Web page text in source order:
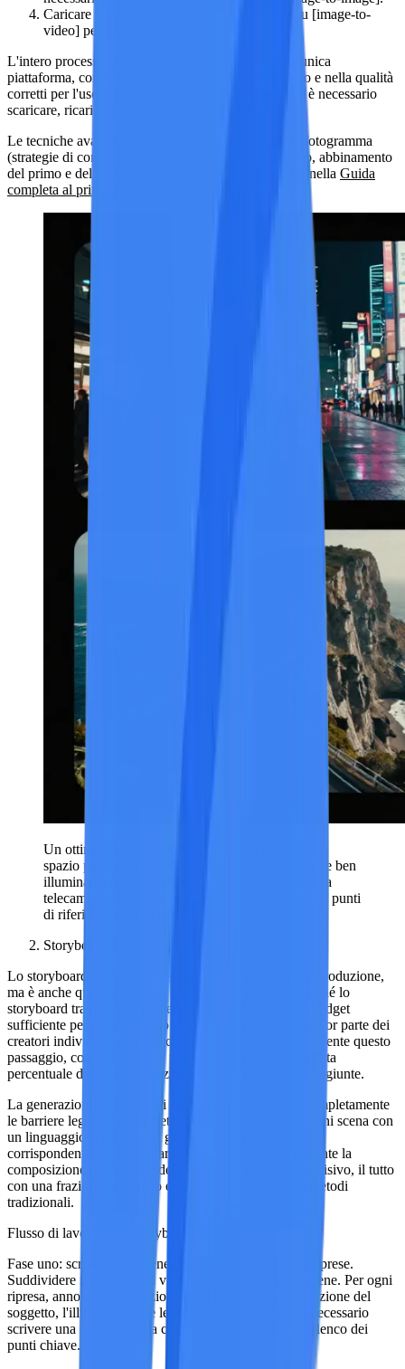
Caricare il primo fotogramma soddisfacente su [image-to-
video] per generare il video clip.
L'intero processo viene completato all'interno di un'unica
piattaforma, con le immagini generate già nel formato e nella qualità
corretti per l'uso diretto nella produzione video. Non è necessario
scaricare, ricaricare o convertire il formato.
Le tecniche avanzate per la progettazione del primo fotogramma
(strategie di composizione, progettazione del soggetto, abbinamento
del primo e dell'ultimo fotogramma) sono disponibili nella Guida
completa al primo e all'ultimo fotogramma
Un ottimo design dei fotogrammi chiave riserverà
spazio per il movimento, utilizzerà soggetti chiari e ben
illuminati e terrà conto dei movimenti previsti della
telecamera. Queste immagini generate fungono da punti
di riferimento visivi per il video AI.
Storyboard AI
Lo storyboard è una delle fasi più importanti della pre-produzione,
ma è anche quella che viene più facilmente saltata, poiché lo
storyboard tradizionale richiede abilità artistiche o un budget
sufficiente per assumere uno storyboard artist. La maggior parte dei
creatori individuali e dei piccoli team saltano completamente questo
passaggio, con il risultato di riprese disorganizzate, un'alta
percentuale di filmati inutilizzabili e narrazioni video disgiunte.
La generazione di immagini tramite IA ha eliminato completamente
le barriere legate alle competenze e ai costi. Descrivi ogni scena con
un linguaggio semplice per generare i riferimenti visivi
corrispondenti. Lo storyboard finale trasmette chiaramente la
composizione, l'atmosfera dell'illuminazione e il ritmo visivo, il tutto
con una frazione del tempo e delle spese richiesti dai metodi
tradizionali.
Flusso di lavoro dello storyboard AI:
Fase uno: scrivere una sceneggiatura o una lista delle riprese.
Suddividere il concept del video in singole riprese o scene. Per ogni
ripresa, annotare l'angolazione della telecamera, la posizione del
soggetto, l'illuminazione e le azioni principali. Non è necessario
scrivere una sceneggiatura completa: è sufficiente un elenco dei
punti chiave.